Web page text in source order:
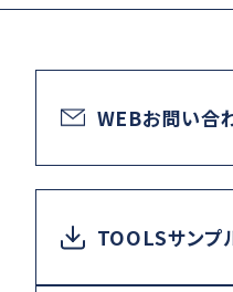
WEBお問い合
TOOLSサンプ